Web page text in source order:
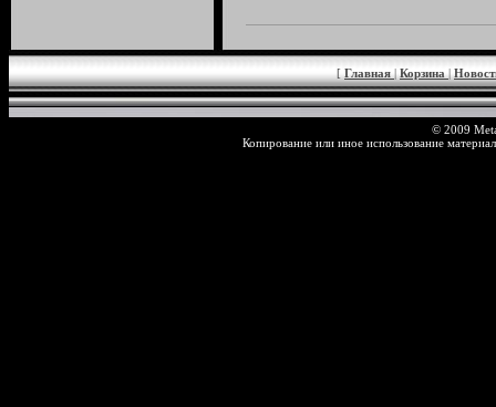
[ Главная | Корзина |
© 2009
Копирование или иное использование